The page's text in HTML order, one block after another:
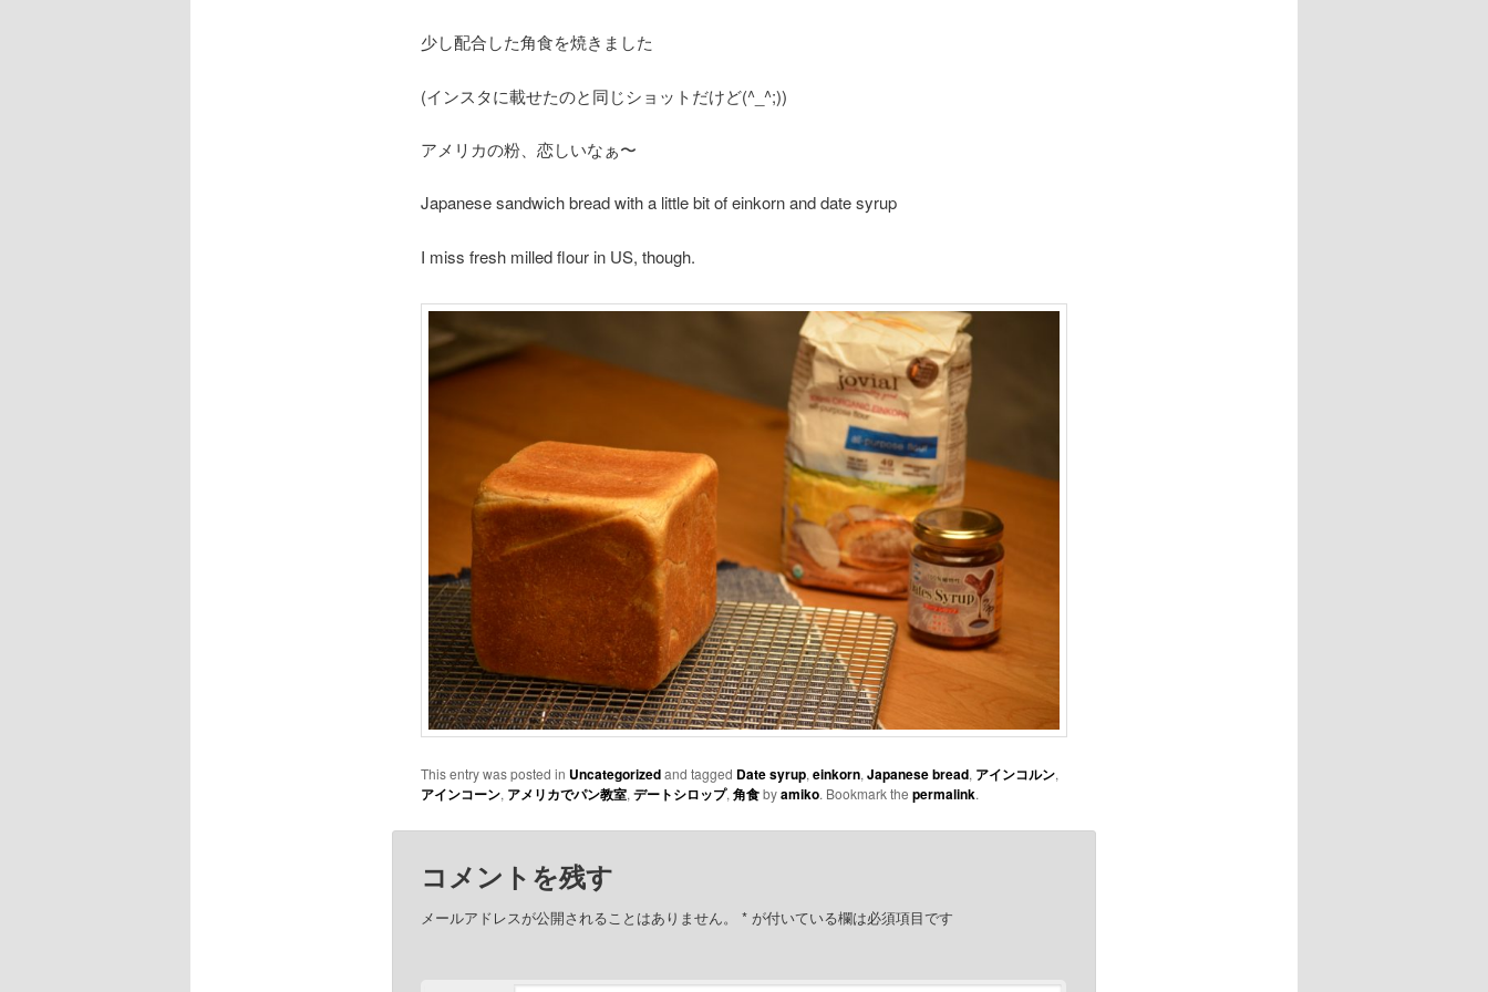
少し配合した角食を焼きました
(インスタに載せたのと同じショットだけど(^_^;))
アメリカの粉、恋しいなぁ〜
Japanese sandwich bread with a little bit of einkorn and date syrup
I miss fresh milled flour in US, though.
This entry was posted in Uncategorizedand tagged Date syrup, einkorn, Japanese bread, アインコルン,
アインコーン, アメリカでパン教室, デートシロップ, 角食byamiko. Bookmark the permalink.
コメントを残す
メールアドレスが公開されることはありません。 *が付いている欄は必須項目です